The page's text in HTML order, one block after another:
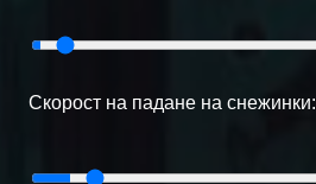
Скорост на падане на снежинки: